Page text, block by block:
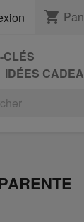
shopping_cart
CLÉS
IDÉES